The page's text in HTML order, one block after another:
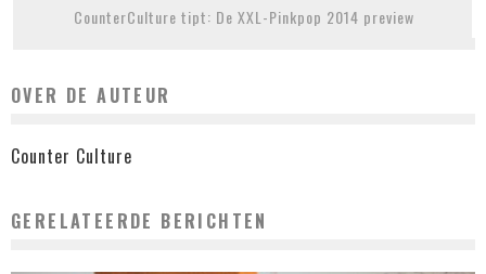
CounterCulture tipt: De XXL-Pinkpop 2014 preview
OVER DE AUTEUR
Counter Culture
GERELATEERDE BERICHTEN